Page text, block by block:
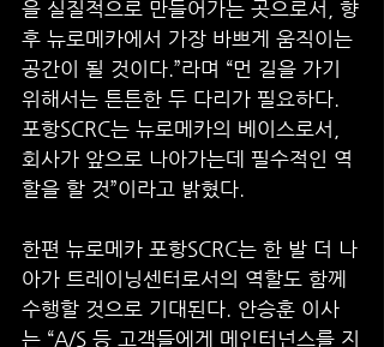
을 실질적으로 만들어가는 곳으로서, 향
후 뉴로메카에서 가장 바쁘게 움직이는
공간이 될 것이다.”라며 “먼 길을 가기
위해서는 튼튼한 두 다리가 필요하다.
포항SCRC는 뉴로메카의 베이스로서,
회사가 앞으로 나아가는데 필수적인 역
할을 할 것”이라고 밝혔다.
한편 뉴로메카 포항SCRC는 한 발 더 나
아가 트레이닝센터로서의 역할도 함께
수행할 것으로 기대된다. 안승훈 이사
는 “A/S 등 고객들에게 메인터넌스를 지